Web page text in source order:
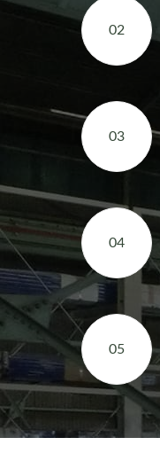
02
03
04
05